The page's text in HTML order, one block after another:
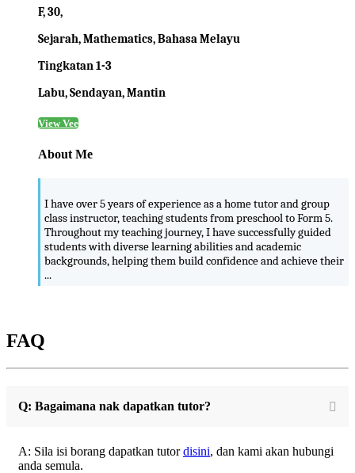
F, 30,
Sejarah, Mathematics, Bahasa Melayu
Tingkatan 1-3
Labu, Sendayan, Mantin
View Vee
About Me
I have over 5 years of experience as a home tutor and group
class instructor, teaching students from preschool to Form 5.
Throughout my teaching journey, I have successfully guided
students with diverse learning abilities and academic
backgrounds, helping them build confidence and achieve their
...
FAQ
Q: Bagaimana nak dapatkan tutor?
A: Sila isi borang dapatkan tutordisini, dan kami akan hubungi
anda semula.